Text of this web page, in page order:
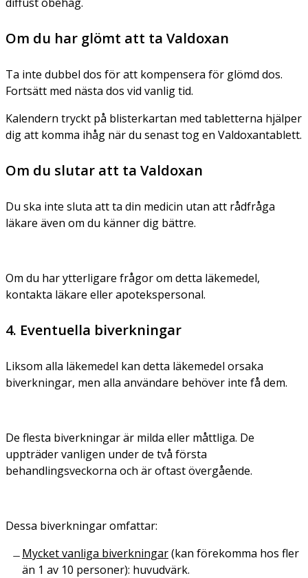
Om du har glömt att ta Valdoxan
Ta inte dubbel dos för att kompensera för glömd dos.
Fortsätt med nästa dos vid vanlig tid.
Kalendern tryckt på blisterkartan med tabletterna hjälper
dig att komma ihåg när du senast tog en Valdoxantablett.
Om du slutar att ta Valdoxan
Du ska inte sluta att ta din medicin utan att rådfråga
läkare även om du känner dig bättre.
Om du har ytterligare frågor om detta läkemedel,
kontakta läkare eller apotekspersonal.
4. Eventuella biverkningar
Liksom alla läkemedel kan detta läkemedel orsaka
biverkningar, men alla användare behöver inte få dem.
De flesta biverkningar är milda eller måttliga. De
uppträder vanligen under de två första
behandlingsveckorna och är oftast övergående.
Dessa biverkningar omfattar:
Mycket vanliga biverkningar(kan förekomma hos fler
än 1 av 10 personer): huvudvärk.